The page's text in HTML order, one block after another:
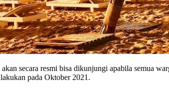
secara resmi bisa dikunjungi apabila semua
pada Oktober 2021.